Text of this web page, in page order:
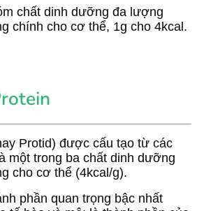
chất dinh dưỡng đa lượng
chính cho cơ thể, 1g cho 4kcal.
Protid) được cấu tạo từ các
một trong ba chất dinh dưỡng
cho cơ thể (4kcal/g).
phần quan trọng bậc nhất